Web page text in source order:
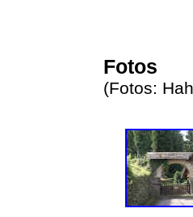
Fotos
(Fotos: